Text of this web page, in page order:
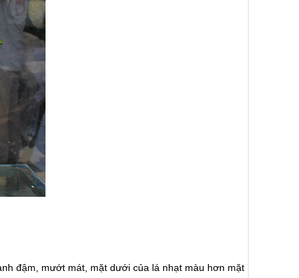
đậm, mướt mát, mặt dưới của lá nhạt màu hơn mặt